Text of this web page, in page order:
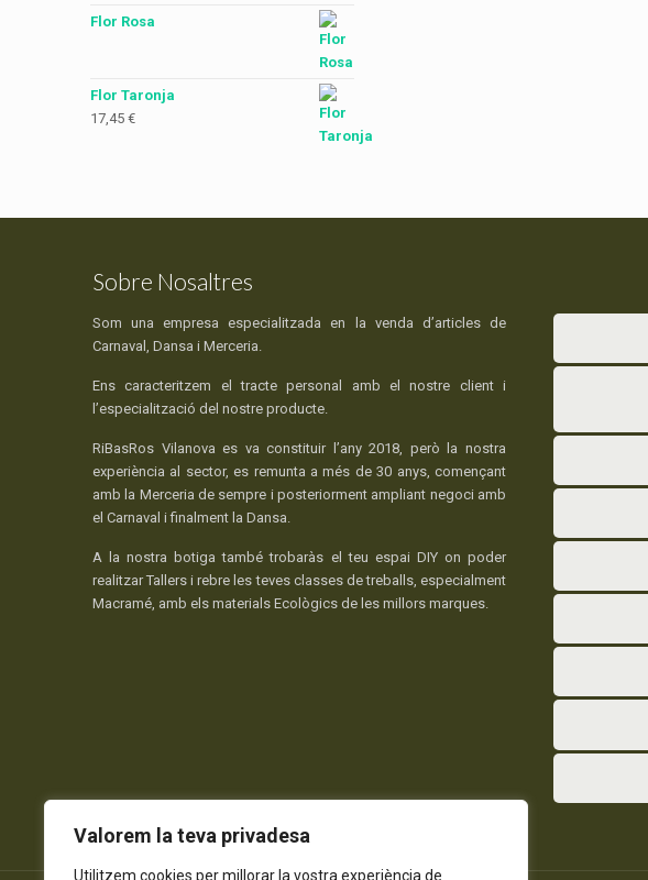
Valorem la teva privadesa
Utilitzem cookies per millorar la vostra experiència de
Flor Rosa
Flor Taronja
17,45 €
Sobre Nosaltres
Som una empresa especialitzada en la venda d’articles de
Carnaval, Dansa i Merceria.
Ens caracteritzem el tracte personal amb el nostre client i
l’especialització del nostre producte.
RiBasRos Vilanova es va constituir l’any 2018, però la nostra
experiència al sector, es remunta a més de 30 anys, començant
amb la Merceria de sempre i posteriorment ampliant negoci amb
el Carnaval i finalment la Dansa.
A la nostra botiga també trobaràs el teu espai DIY on poder
realitzar Tallers i rebre les teves classes de treballs, especialment
Macramé, amb els materials Ecològics de les millors marques.